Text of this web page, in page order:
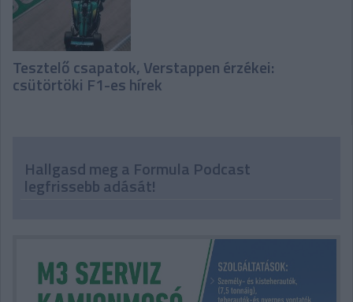
Tesztelő csapatok, Verstappen érzékei:
csütörtöki F1-es hírek
Hallgasd meg a Formula Podcast
legfrissebb adását!